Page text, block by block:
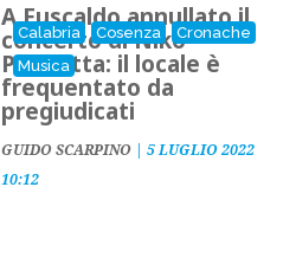
Calabria Cosenza
Cronache
Musica
A Fuscaldo annullato il
concerto di Niko
Pandetta: il locale è
frequentato da
pregiudicati
GUIDO SCARPINO | 5 LUGLIO 2022
10:12